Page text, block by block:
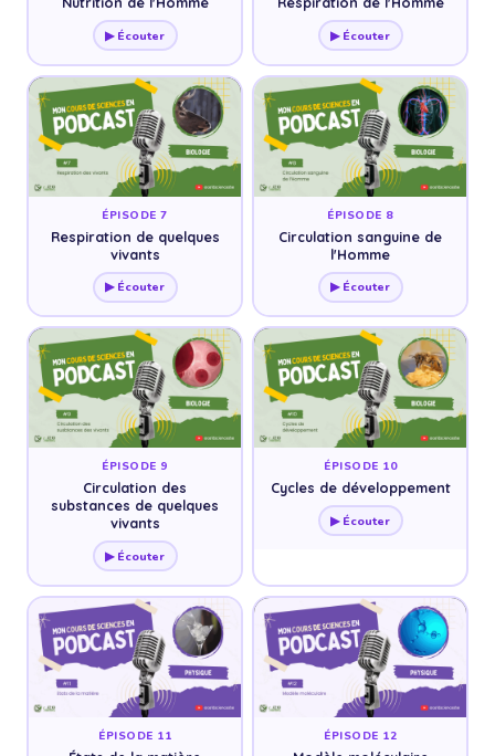
▶ Écouter ▶ Écouter
ÉPISODE 7
Respiration de quelques
vivants
▶ Écouter
ÉPISODE 8
Circulation sanguine de
l'Homme
▶ Écouter
ÉPISODE 9
Circulation des
substances de quelques
vivants
▶ Écouter
ÉPISODE 10
Cycles de développement
▶ Écouter
ÉPISODE 11 ÉPISODE 12